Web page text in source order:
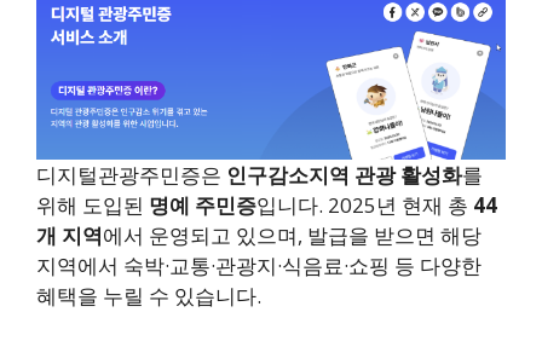
디지털관광주민증은 인구감소지역 관광 활성화를
위해 도입된 명예 주민증입니다. 2025년 현재 총 44
개 지역에서 운영되고 있으며, 발급을 받으면 해당
지역에서 숙박·교통·관광지·식음료·쇼핑 등 다양한
혜택을 누릴 수 있습니다.